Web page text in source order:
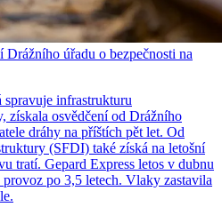
úřadu o bezpečnosti na
spravuje infrastrukturu
získala osvědčení od Drážního
dráhy na příštích pět let. Od
(SFDI) také získá na letošní
tratí. Gepard Express letos v dubnu
po 3,5 letech. Vlaky zastavila